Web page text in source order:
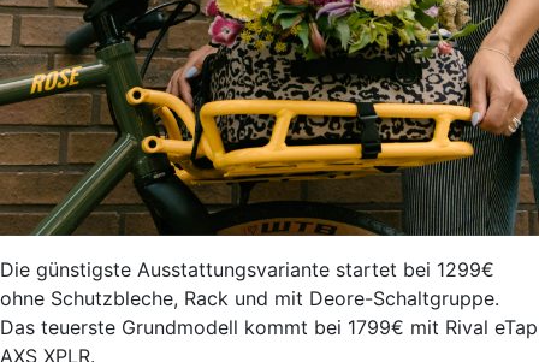
Die günstigste Ausstattungsvariante startet bei 1299€
ohne Schutzbleche, Rack und mit Deore-Schaltgruppe.
Das teuerste Grundmodell kommt bei 1799€ mit Rival eTap
AXS XPLR.